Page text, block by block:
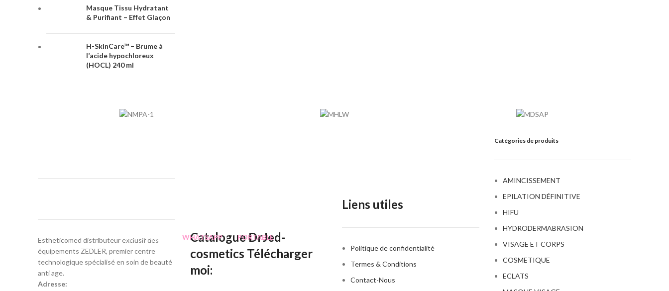
Masque Tissu Hydratant
& Purifiant – Effet Glaçon
H-SkinCare™ – Brume à
l’acide hypochloreux
(HOCL) 240 ml
Estheticomed distributeur exclusif des
équipements ZEDLER, premier centre
technologique spécialisé en soin de beauté
anti age.
Adresse:
Catalogue DrJed-
cosmetics Télécharger
moi:
Liens utiles
Politique de confidentialité
Termes & Conditions
Contact-Nous
Catégories de produits
AMINCISSEMENT
EPILATION DÉFINITIVE
HIFU
HYDRODERMABRASION
VISAGE ET CORPS
COSMETIQUE
ECLATS
DISPONIBLE SUR WHATSAPPETPORTABLE